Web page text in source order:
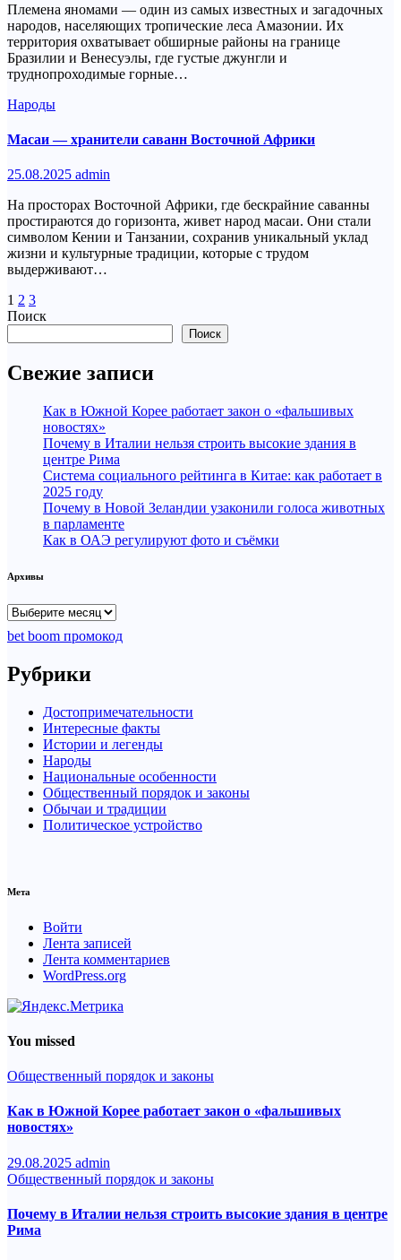
Племена яномами — один из самых известных и загадочных
народов, населяющих тропические леса Амазонии. Их
территория охватывает обширные районы на границе
Бразилии и Венесуэлы, где густые джунгли и
труднопроходимые горные…
Народы
Масаи — хранители саванн Восточной Африки
25.08.2025 admin
На просторах Восточной Африки, где бескрайние саванны
простираются до горизонта, живет народ масаи. Они стали
символом Кении и Танзании, сохранив уникальный уклад
жизни и культурные традиции, которые с трудом
выдерживают…
Пагинация
записей
1 2 3
Поиск
Поиск
Свежие записи
Как в Южной Корее работает закон о «фальшивых
новостях»
Почему в Италии нельзя строить высокие здания в
центре Рима
Система социального рейтинга в Китае: как работает в
2025 году
Почему в Новой Зеландии узаконили голоса животных
в парламенте
Как в ОАЭ регулируют фото и съёмки
Архивы
Архивы
bet boom промокод
Рубрики
Достопримечательности
Интересные факты
Истории и легенды
Народы
Национальные особенности
Общественный порядок и законы
Обычаи и традиции
Политическое устройство
Мета
Войти
Лента записей
Лента комментариев
WordPress.org
You missed
Общественный порядок и законы
Как в Южной Корее работает закон о «фальшивых
новостях»
29.08.2025 admin
Общественный порядок и законы
Почему в Италии нельзя строить высокие здания в центре
Рима